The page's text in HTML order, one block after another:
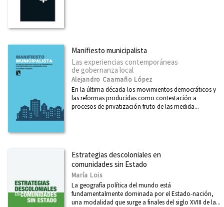
Manifiesto municipalista
Las experiencias contemporáneas
de gobernanza local
Alejandro Caamaño López
En la última década los movimientos democráticos y
las reformas producidas como contestación a
procesos de privatización fruto de las medida...
Estrategias descoloniales en
comunidades sin Estado
María Lois
La geografía política del mundo está
fundamentalmente dominada por el Estado-nación,
una modalidad que surge a finales del siglo XVIII de la...